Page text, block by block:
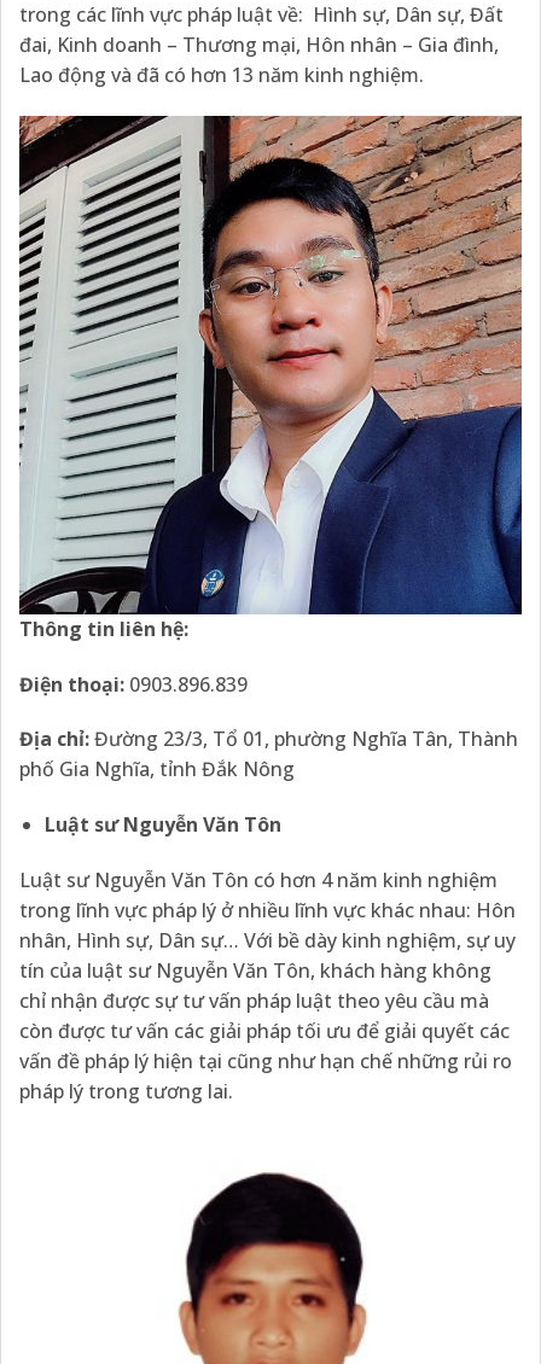
trong các lĩnh vực pháp luật về: Hình sự, Dân sự, Đất
đai, Kinh doanh – Thương mại, Hôn nhân – Gia đình,
Lao động và đã có hơn 13 năm kinh nghiệm.
Thông tin liên hệ:
Điện thoại: 0903.896.839
Địa chỉ:Đường 23/3, Tổ 01, phường Nghĩa Tân, Thành
phố Gia Nghĩa, tỉnh Đắk Nông
Luật sư Nguyễn Văn Tôn
Luật sư Nguyễn Văn Tôn có hơn 4 năm kinh nghiệm
trong lĩnh vực pháp lý ở nhiều lĩnh vực khác nhau: Hôn
nhân, Hình sự, Dân sự… Với bề dày kinh nghiệm, sự uy
tín của luật sư Nguyễn Văn Tôn, khách hàng không
chỉ nhận được sự tư vấn pháp luật theo yêu cầu mà
còn được tư vấn các giải pháp tối ưu để giải quyết các
vấn đề pháp lý hiện tại cũng như hạn chế những rủi ro
pháp lý trong tương lai.